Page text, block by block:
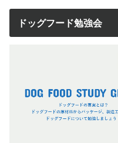
ドッグフード勉強会